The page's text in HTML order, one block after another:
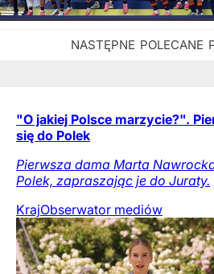
"O jakiej Polsce marzycie?".
się do Polek
Pierwsza dama Marta
Polek, zapraszając je do Juraty.
KrajObserwator mediów